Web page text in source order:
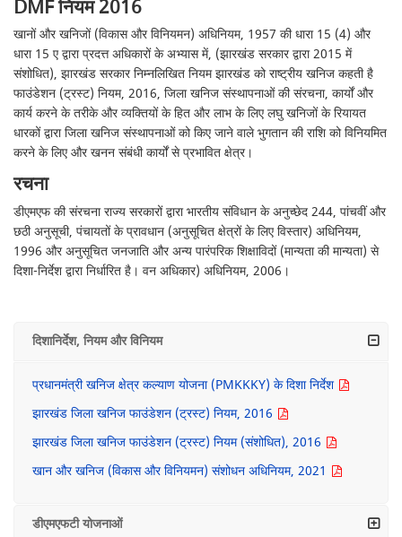
DMF नियम 2016
खानों और खनिजों (विकास और विनियमन) अधिनियम, 1957 की धारा 15 (4) और
धारा 15 ए द्वारा प्रदत्त अधिकारों के अभ्यास में, (झारखंड सरकार द्वारा 2015 में
संशोधित), झारखंड सरकार निम्नलिखित नियम झारखंड को राष्ट्रीय खनिज कहती है
फाउंडेशन (ट्रस्ट) नियम, 2016, जिला खनिज संस्थापनाओं की संरचना, कार्यों और
कार्य करने के तरीके और व्यक्तियों के हित और लाभ के लिए लघु खनिजों के रियायत
धारकों द्वारा जिला खनिज संस्थापनाओं को किए जाने वाले भुगतान की राशि को विनियमित
करने के लिए और खनन संबंधी कार्यों से प्रभावित क्षेत्र।
रचना
डीएमएफ की संरचना राज्य सरकारों द्वारा भारतीय संविधान के अनुच्छेद 244, पांचवीं और
छठी अनुसूची, पंचायतों के प्रावधान (अनुसूचित क्षेत्रों के लिए विस्तार) अधिनियम,
1996 और अनुसूचित जनजाति और अन्य पारंपरिक शिक्षाविदों (मान्यता की मान्यता) से
दिशा-निर्देश द्वारा निर्धारित है। वन अधिकार) अधिनियम, 2006।
दिशानिर्देश, नियम और विनियम
प्रधानमंत्री खनिज क्षेत्र कल्याण योजना (PMKKKY) के दिशा निर्देश
झारखंड जिला खनिज फाउंडेशन (ट्रस्ट) नियम, 2016
झारखंड जिला खनिज फाउंडेशन (ट्रस्ट) नियम (संशोधित), 2016
खान और खनिज (विकास और विनियमन) संशोधन अधिनियम, 2021
डीएमएफटी योजनाओं